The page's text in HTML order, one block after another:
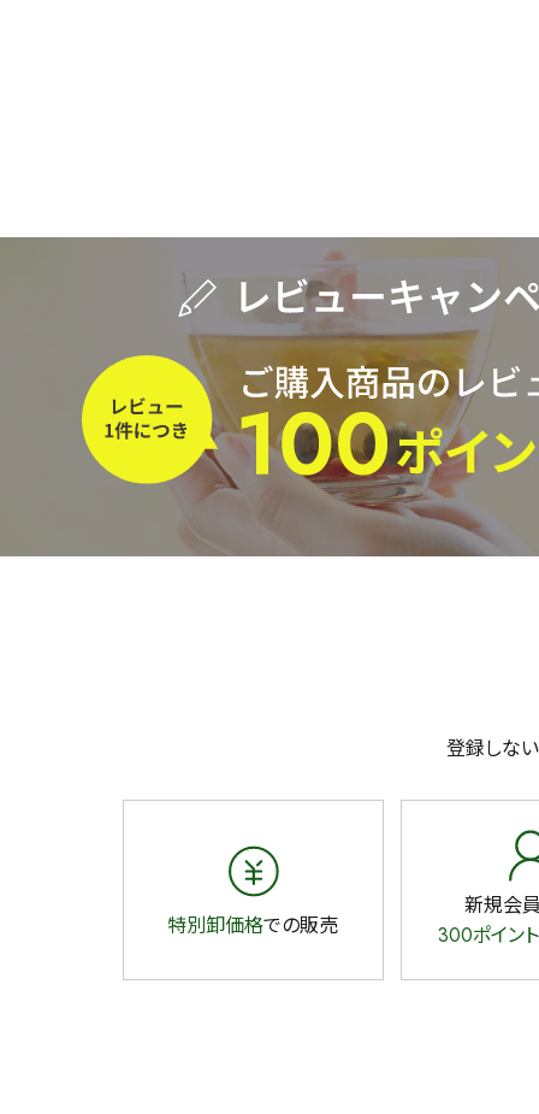
登録しな
特別卸価格での販売
新規会
300ポイント